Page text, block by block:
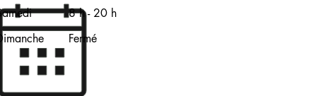
8 h - 20 h
Fermé